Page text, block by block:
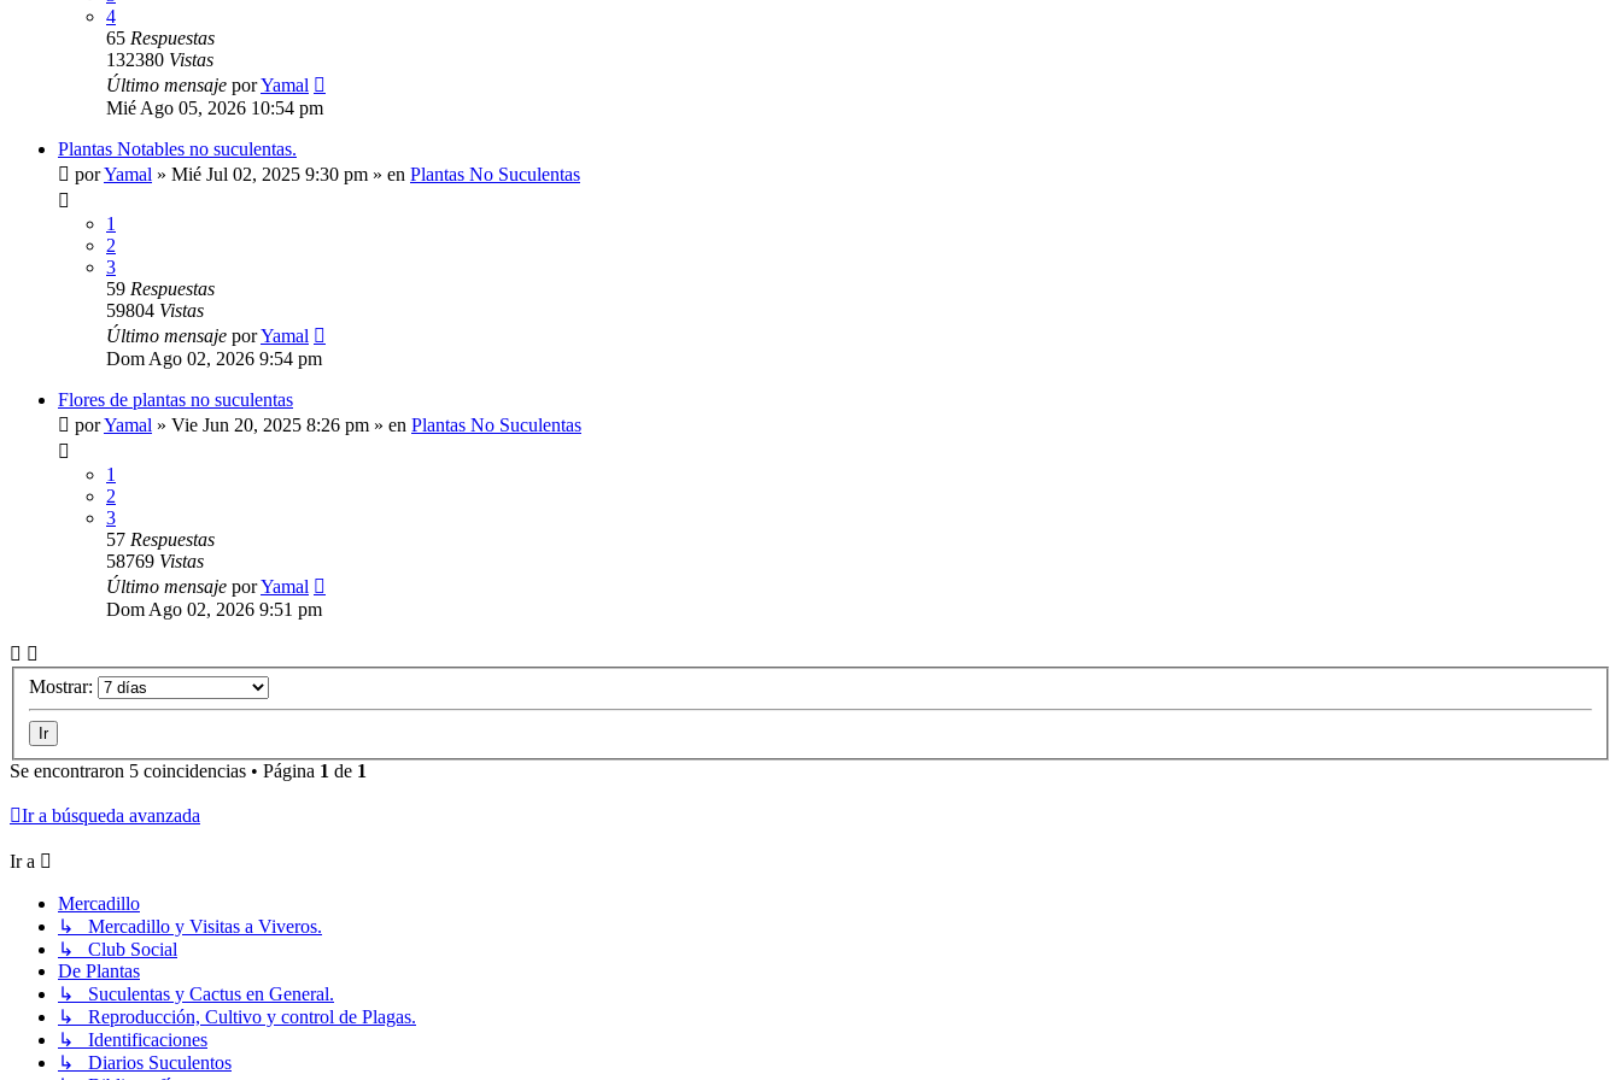
4
65 Respuestas
132380 Vistas
Último mensaje porYamal
Mié Ago 05, 2026 10:54 pm
Plantas Notables no suculentas.
porYamal » Mié Jul 02, 2025 9:30 pm » en Plantas No Suculentas
1
2
3
59 Respuestas
59804 Vistas
Último mensaje porYamal
Dom Ago 02, 2026 9:54 pm
Flores de plantas no suculentas
porYamal » Vie Jun 20, 2025 8:26 pm » en Plantas No Suculentas
1
2
3
57 Respuestas
58769 Vistas
Último mensaje porYamal
Dom Ago 02, 2026 9:51 pm
Mostrar:
Se encontraron 5 coincidencias • Página 1 de 1
Ir a búsqueda avanzada
Ir a
Mercadillo
↳ Mercadillo y Visitas a Viveros.
↳ Club Social
De Plantas
↳ Suculentas y Cactus en General.
↳ Reproducción, Cultivo y control de Plagas.
↳ Identificaciones
↳ Diarios Suculentos